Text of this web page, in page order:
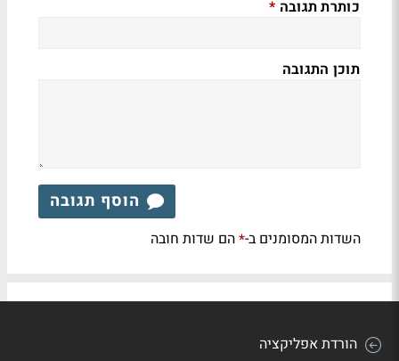
כותרת תגובה *
תוכן התגובה
הוסף תגובה
השדות המסומנים ב-*הם שדות חובה
הורדת אפליקציה